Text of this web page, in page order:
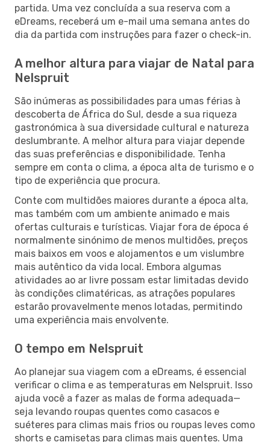
partida. Uma vez concluída a sua reserva com a
eDreams, receberá um e-mail uma semana antes do
dia da partida com instruções para fazer o check-in.
A melhor altura para viajar de Natal para
Nelspruit
São inúmeras as possibilidades para umas férias à
descoberta de África do Sul, desde a sua riqueza
gastronómica à sua diversidade cultural e natureza
deslumbrante. A melhor altura para viajar depende
das suas preferências e disponibilidade. Tenha
sempre em conta o clima, a época alta de turismo e o
tipo de experiência que procura.
Conte com multidões maiores durante a época alta,
mas também com um ambiente animado e mais
ofertas culturais e turísticas. Viajar fora de época é
normalmente sinónimo de menos multidões, preços
mais baixos em voos e alojamentos e um vislumbre
mais autêntico da vida local. Embora algumas
atividades ao ar livre possam estar limitadas devido
às condições climatéricas, as atrações populares
estarão provavelmente menos lotadas, permitindo
uma experiência mais envolvente.
O tempo em Nelspruit
Ao planejar sua viagem com a eDreams, é essencial
verificar o clima e as temperaturas em Nelspruit. Isso
ajuda você a fazer as malas de forma adequada—
seja levando roupas quentes como casacos e
suéteres para climas mais frios ou roupas leves como
shorts e camisetas para climas mais quentes. Uma